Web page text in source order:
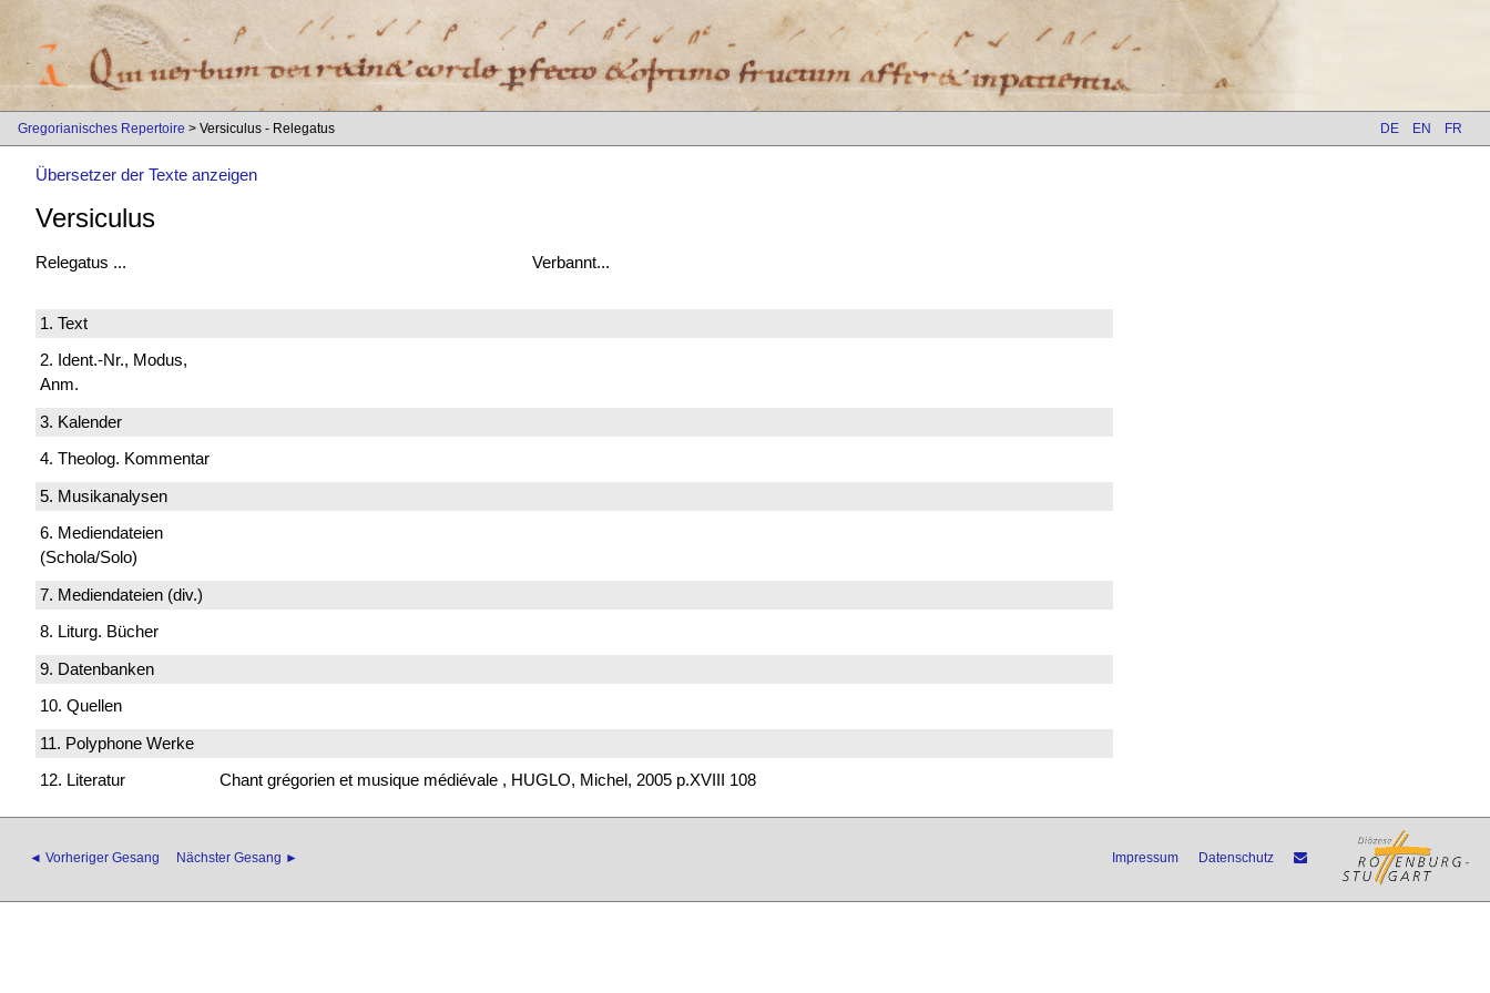
Gregorianisches Repertoire > Versiculus - Relegatus DE EN FR
Übersetzer der Texte anzeigen
Versiculus
Relegatus ... Verbannt...
1. Text
2. Ident.-Nr., Modus,
Anm.
3. Kalender
4. Theolog. Kommentar
5. Musikanalysen
6. Mediendateien
(Schola/Solo)
7. Mediendateien (div.)
8. Liturg. Bücher
9. Datenbanken
10. Quellen
11. Polyphone Werke
12. Literatur
Chant grégorien et musique médiévale , HUGLO, Michel, 2005 p.XVIII 108
◄ Vorheriger Gesang Nächster Gesang ► Impressum Datenschutz